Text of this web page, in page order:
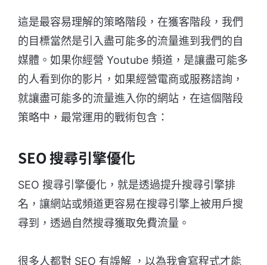
這是最容易理解的策略階段，在獲客階段，我們
的目標當然是引入盡可能多的流量進到我們的自
媒體。如果你經營 Youtube 頻道，是讓盡可能多
的人看到你的影片，如果經營電商或服務諮詢，
就讓盡可能多的流量進入你的網站，在這個階段
策略中，最常運用的戰術包含：
SEO 搜尋引擎優化
SEO 搜尋引擎優化，就是透過提升搜尋引擎排
名，讓網站或頻道更容易在搜尋引擎上被用戶搜
尋到，透過自然搜尋獲取免費流量。
很多人都對 SEO 有誤解 ，以為我會寫程式才能